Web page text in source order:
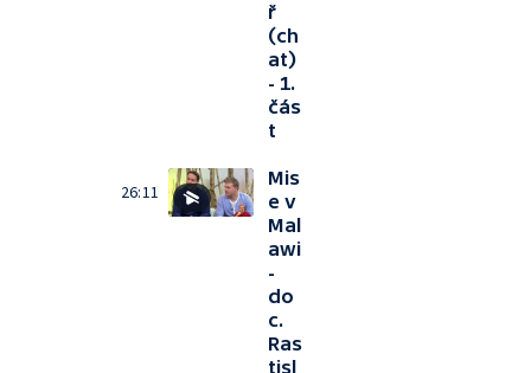
ř
(ch
at)
- 1.
čás
t
26:11
Mis
e v
Mal
awi
-
do
c.
Ras
tisl